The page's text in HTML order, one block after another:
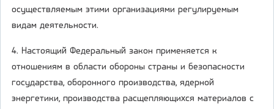
осуществляемым этими организациями регулируемым
видам деятельности.
4. Настоящий Федеральный закон применяется к
отношениям в области обороны страны и безопасности
государства, оборонного производства, ядерной
энергетики, производства расщепляющихся материалов с